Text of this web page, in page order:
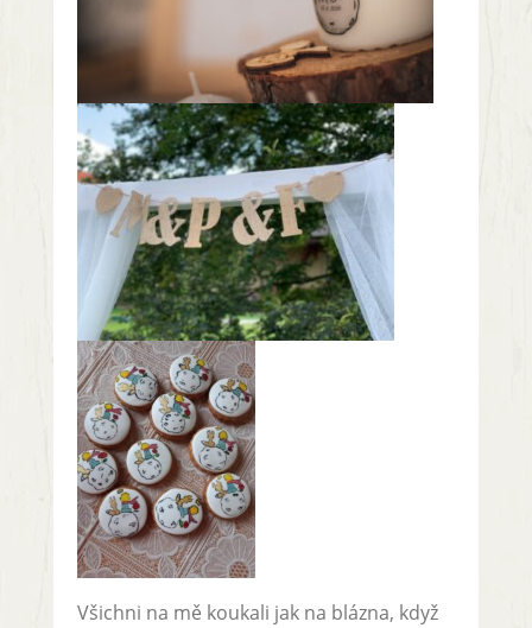
Všichni na mě koukali jak na blázna, když